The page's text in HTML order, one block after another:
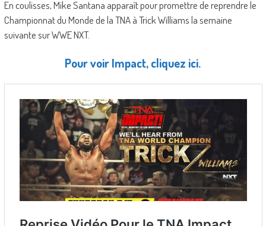
En coulisses, Mike Santana apparaît pour promettre de reprendre le
Championnat du Monde de la TNA à Trick Williams la semaine
suivante sur WWE NXT.
Pour voir Impact, cliquez ici.